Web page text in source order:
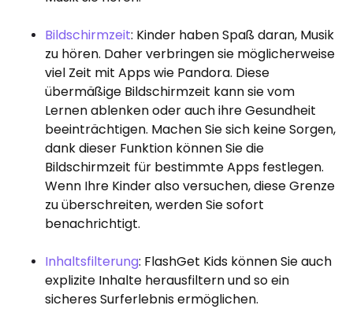
Bildschirmzeit: Kinder haben Spaß daran, Musik
zu hören. Daher verbringen sie möglicherweise
viel Zeit mit Apps wie Pandora. Diese
übermäßige Bildschirmzeit kann sie vom
Lernen ablenken oder auch ihre Gesundheit
beeinträchtigen. Machen Sie sich keine Sorgen,
dank dieser Funktion können Sie die
Bildschirmzeit für bestimmte Apps festlegen.
Wenn Ihre Kinder also versuchen, diese Grenze
zu überschreiten, werden Sie sofort
benachrichtigt.
Inhaltsfilterung: FlashGet Kids können Sie auch
explizite Inhalte herausfiltern und so ein
sicheres Surferlebnis ermöglichen.